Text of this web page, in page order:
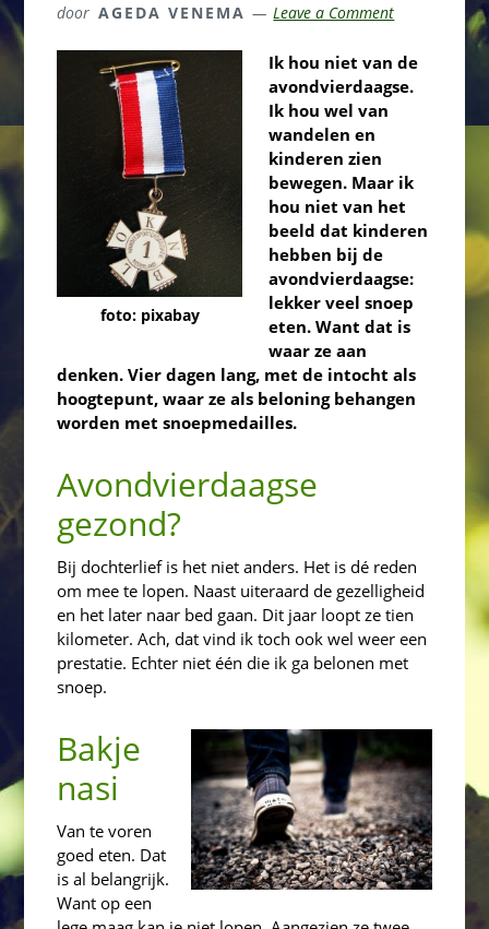
door AGEDA VENEMA Leave a Comment
foto: pixabay
Ik hou niet van de
avondvierdaagse.
Ik hou wel van
wandelen en
kinderen zien
bewegen. Maar ik
hou niet van het
beeld dat kinderen
hebben bij de
avondvierdaagse:
lekker veel snoep
eten. Want dat is
waar ze aan
denken. Vier dagen lang, met de intocht als
hoogtepunt, waar ze als beloning behangen
worden met snoepmedailles.
Avondvierdaagse
gezond?
Bij dochterlief is het niet anders. Het is dé reden
om mee te lopen. Naast uiteraard de gezelligheid
en het later naar bed gaan. Dit jaar loopt ze tien
kilometer. Ach, dat vind ik toch ook wel weer een
prestatie. Echter niet één die ik ga belonen met
snoep.
Bakje
nasi
Van te voren
goed eten. Dat
is al belangrijk.
Want op een